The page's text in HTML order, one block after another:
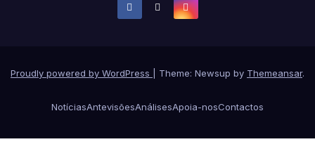
Proudly powered by WordPress Theme: Newsup by Themeansar.
NotíciasAntevisõesAnálisesApoia-nosContactos